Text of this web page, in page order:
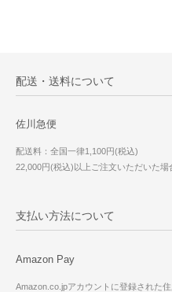
配送・送料について
佐川急便
配送料：全国一律1,100円(税込)
22,000円(税込)以上ご注文いただいた場
支払い方法について
Amazon Pay
Amazon.co.jpアカウントに登録された